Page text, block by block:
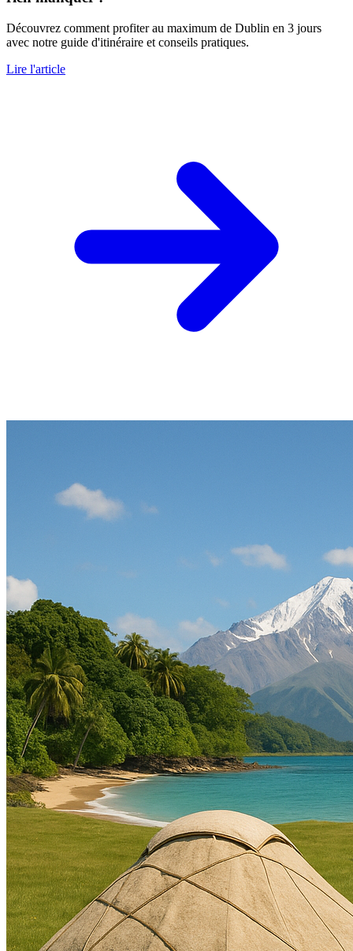
Découvrez comment profiter au maximum de Dublin en 3 jours
avec notre guide d'itinéraire et conseils pratiques.
Lire l'article